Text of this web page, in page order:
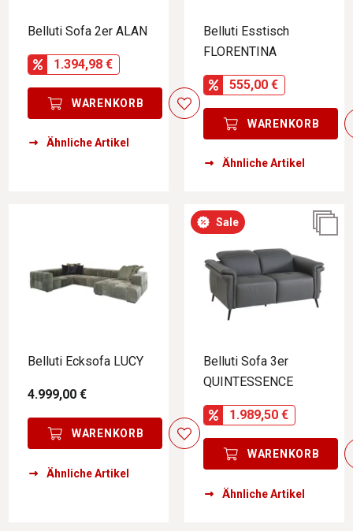
Belluti Sofa 2er ALAN
1.394,98 €
WARENKORB
Ähnliche Artikel
Belluti Esstisch
FLORENTINA
555,00 €
WARENKORB
Ähnliche Artikel
Belluti Ecksofa LUCY
4.999,00 €
WARENKORB
Ähnliche Artikel
Sale
Belluti Sofa 3er
QUINTESSENCE
1.989,50 €
WARENKORB
Ähnliche Artikel